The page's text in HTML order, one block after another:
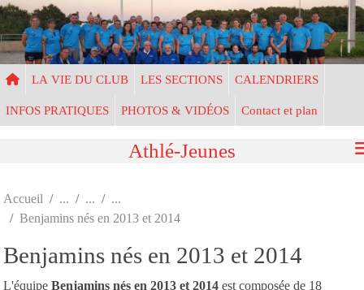
LA VIE DU CLUB LES SECTIONS CALENDRIERS
INFOS PRATIQUES PHOTOS & VIDÉOS Contact et plan
Athlé-Jeunes
Accueil
Benjamins nés en 2013 et 2014
Benjamins nés en 2013 et 2014
L'équipe Benjamins nés en 2013 et 2014 est composée de 18
Panneau de gestion des cookies